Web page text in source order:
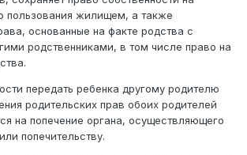
пользования жилищем, а также
основанные на факте родства с
родственниками, в том числе право на
передать ребенка другому родителю
родительских прав обоих родителей
на попечение органа, осуществляющего
попечительству.